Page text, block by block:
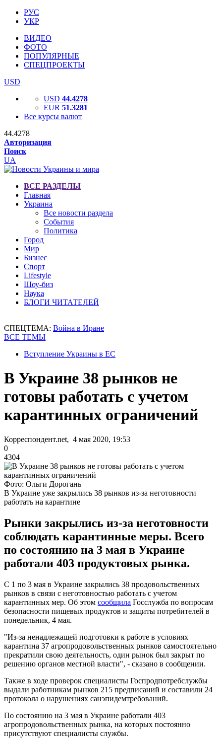
РУС
УКР
ВИДЕО
ФОТО
ПОПУЛЯРНЫЕ
СПЕЦПРОЕКТЫ
USD
USD 44.4278
EUR 51.3281
Все курсы валют
44.4278
Авторизация
Поиск
UA
ВСЕ РАЗДЕЛЫ
Главная
Украина
Все новости раздела
События
Политика
Город
Мир
Бизнес
Спорт
Lifestyle
Шоу-биз
Наука
БЛОГИ ЧИТАТЕЛЕЙ
СПЕЦТЕМА: Война в Иране
ВСЕ ТЕМЫ
Вступление Украины в ЕС
В Украине 38 рынков не
готовы работать с учетом
карантинных ограничений
Корреспондент.net, 4 мая 2020, 19:53
0
4304
Фото: Ольги Дорогань
В Украине уже закрылись 38 рынков из-за неготовности
работать на карантине
Рынки закрылись из-за неготовности
соблюдать карантинные меры. Всего
по состоянию на 3 мая в Украине
работали 403 продуктовых рынка.
С 1 по 3 мая в Украине закрылись 38 продовольственных
рынков в связи с неготовностью работать с учетом
карантинных мер. Об этом сообщила Госслужба по вопросам
безопасности пищевых продуктов и защиты потребителей в
понедельник, 4 мая.
"Из-за ненадлежащей подготовки к работе в условиях
карантина 37 агропродовольственных рынков самостоятельно
прекратили свою деятельность, один рынок был закрыт по
решению органов местной власти", - сказано в сообщении.
Также в ходе проверок специалисты Госпродпотребслужбы
выдали работникам рынков 215 предписаний и составили 24
протокола о нарушениях санэпидемтребований.
По состоянию на 3 мая в Украине работали 403
агропродовольственных рынка, на которых постоянно
присутствуют специалисты службы.